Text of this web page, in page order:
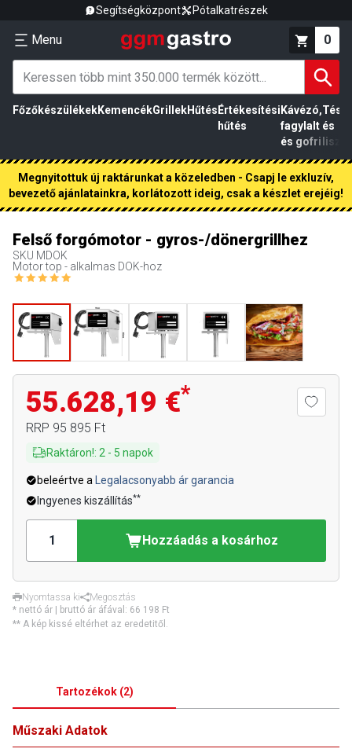
Segítségközpont Pótalkatrészek
Menu 0
FőzőkészülékekKemencékGrillekHűtés Értékesítési
hűtés
Kávézó,
fagylalt
és gofri
és
liszt
Megnyitottuk új raktárunkat a közeledben - Csapj le exkluzív,
bevezető ajánlatainkra, korlátozott ideig, csak a készlet erejéig!
Felső forgómotor - gyros-/dönergrillhez
SKU MDOK
Motor top - alkalmas DOK-hoz
55.628,19 €*
RRP 95 895 Ft
Raktáron!: 2 - 5 napok
beleértve a
Legalacsonyabb ár garancia
Ingyenes kiszállítás**
Hozzáadás a kosárhoz
Nyomtassa ki
Megosztás
* nettó ár | bruttó ár áfával: 66 198 Ft
** A kép kissé eltérhet az eredetitől.
Tartozékok(2)
Műszaki Adatok